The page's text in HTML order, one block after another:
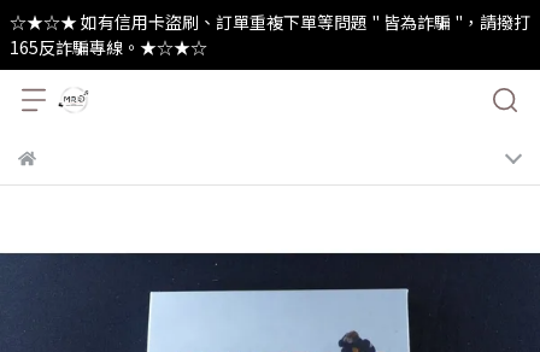
☆★☆★ 如有信用卡盜刷、訂單重複下單等問題 " 皆為詐騙 "，請撥打
165反詐騙專線。★☆★☆